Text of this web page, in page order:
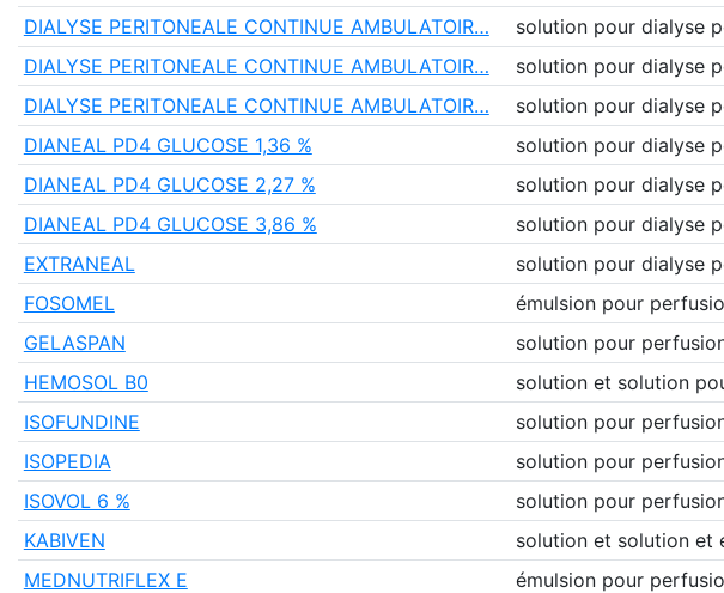
DIALYSE PERITONEALE CONTINUE AMBULATOIR…
solution pour dialyse
DIALYSE PERITONEALE CONTINUE AMBULATOIR…
solution pour dialyse
DIALYSE PERITONEALE CONTINUE AMBULATOIR…
solution pour dialyse
DIANEAL PD4 GLUCOSE 1,36 %
solution pour dialyse
DIANEAL PD4 GLUCOSE 2,27 %
solution pour dialyse
DIANEAL PD4 GLUCOSE 3,86 %
solution pour dialyse
EXTRANEAL
solution pour dialyse
FOSOMEL
émulsion pour
GELASPAN
solution pour
HEMOSOL B0
solution et solution
ISOFUNDINE
solution pour
ISOPEDIA
solution pour
ISOVOL 6 %
solution pour
KABIVEN
solution et solution et
MEDNUTRIFLEX E
émulsion pour